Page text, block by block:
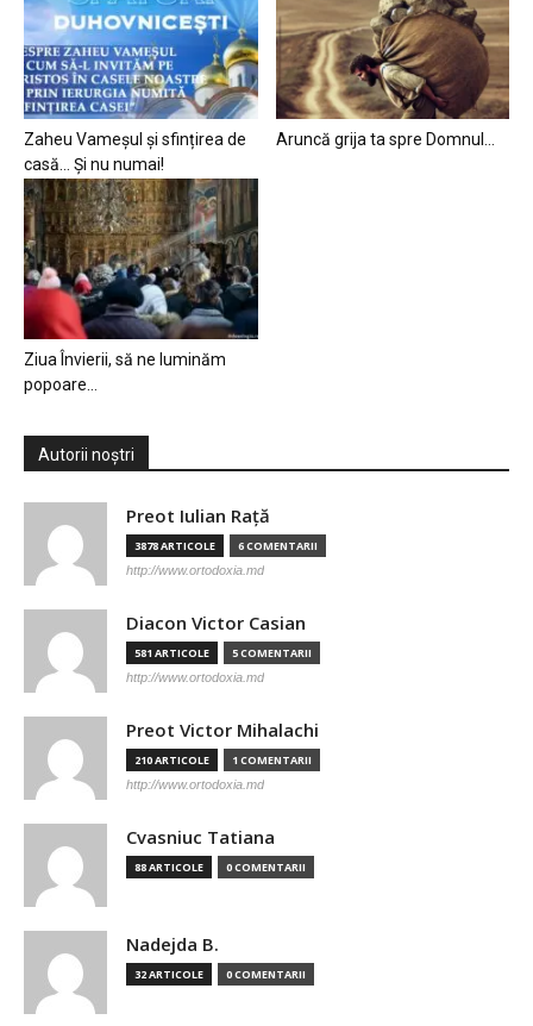
Zaheu Vameșul și sfințirea de
casă… Și nu numai!
Aruncă grija ta spre Domnul…
Ziua Învierii, să ne luminăm
popoare…
Autorii noștri
Preot Iulian Raţă
3878 ARTICOLE 6 COMENTARII
http://www.ortodoxia.md
Diacon Victor Casian
581 ARTICOLE 5 COMENTARII
http://www.ortodoxia.md
Preot Victor Mihalachi
210 ARTICOLE 1 COMENTARII
http://www.ortodoxia.md
Cvasniuc Tatiana
88 ARTICOLE 0 COMENTARII
Nadejda B.
32 ARTICOLE 0 COMENTARII